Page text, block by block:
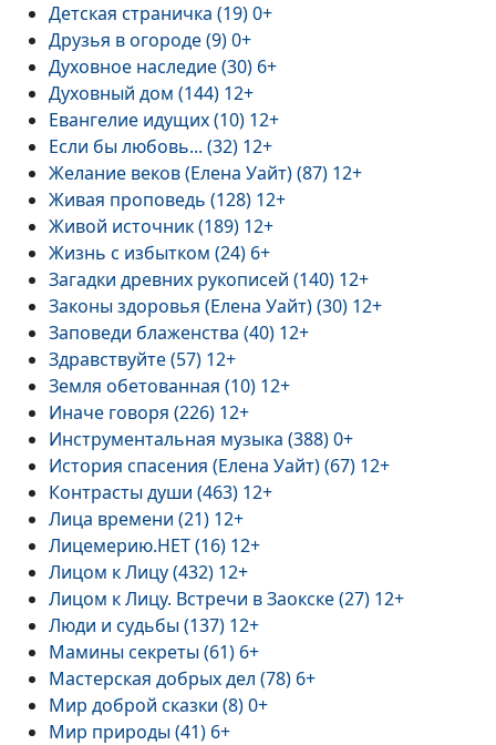
Детская страничка (19) 0+
Друзья в огороде (9) 0+
Духовное наследие (30) 6+
Духовный дом (144) 12+
Евангелие идущих (10) 12+
Если бы любовь... (32) 12+
Желание веков (Елена Уайт) (87) 12+
Живая проповедь (128) 12+
Живой источник (189) 12+
Жизнь с избытком (24) 6+
Загадки древних рукописей (140) 12+
Законы здоровья (Елена Уайт) (30) 12+
Заповеди блаженства (40) 12+
Здравствуйте (57) 12+
Земля обетованная (10) 12+
Иначе говоря (226) 12+
Инструментальная музыка (388) 0+
История спасения (Елена Уайт) (67) 12+
Контрасты души (463) 12+
Лица времени (21) 12+
Лицемерию.НЕТ (16) 12+
Лицом к Лицу (432) 12+
Лицом к Лицу. Встречи в Заокске (27) 12+
Люди и судьбы (137) 12+
Мамины секреты (61) 6+
Мастерская добрых дел (78) 6+
Мир доброй сказки (8) 0+
Мир природы (41) 6+